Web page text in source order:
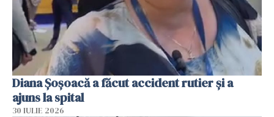
Diana Șoșoacă a făcut accident rutier și a
ajuns la spital
30 IULIE 2026